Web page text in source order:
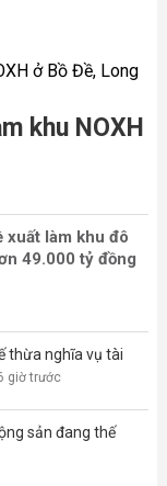
khu NOXH
xuất làm khu đô
49.000 tỷ đồng
thừa nghĩa vụ tài
giờ trước
sản đang thế